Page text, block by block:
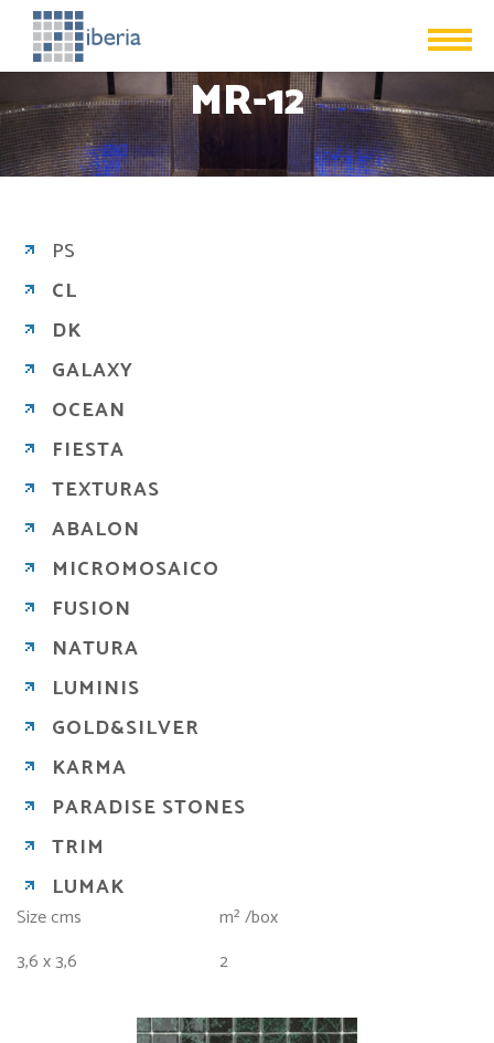
MR-12
PS
CL
DK
GALAXY
OCEAN
FIESTA
TEXTURAS
ABALON
MICROMOSAICO
FUSION
NATURA
LUMINIS
GOLD&SILVER
KARMA
PARADISE STONES
TRIM
LUMAK
Size cms
m² /box
3,6 x 3,6
2